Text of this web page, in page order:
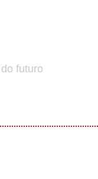
futuro